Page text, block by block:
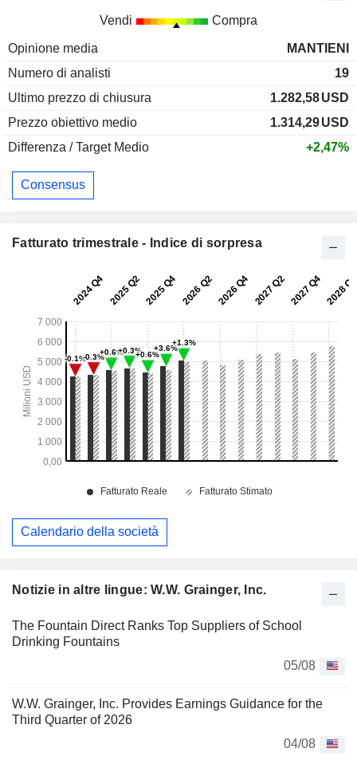
Notizie in altre lingue: W.W. Grainger, Inc.
The Fountain Direct Ranks Top Suppliers of School
Drinking Fountains
05/08
W.W. Grainger, Inc. Provides Earnings Guidance for the
Third Quarter of 2026
04/08
Vendi Compra
Opinione media
MANTIENI
Numero di analisti
19
Ultimo prezzo di chiusura
1.282,58USD
Prezzo obiettivo medio
1.314,29USD
Differenza / Target Medio
+2,47%
Consensus
Fatturato trimestrale - Indice di sorpresa
Calendario della società